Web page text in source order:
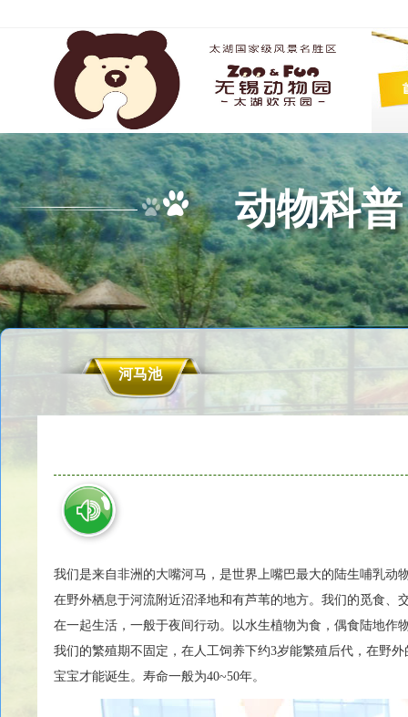
动物科普
河马池
我们是来自非洲的大嘴河马，是世界上嘴巴最大的陆生哺乳动
在野外栖息于河流附近沼泽地和有芦苇的地方。我们的觅食
在一起生活，一般于夜间行动。以水生植物为食，偶食陆地作
我们的繁殖期不固定，在人工饲养下约3岁能繁殖后代，在野
宝宝才能诞生。寿命一般为40~50年。